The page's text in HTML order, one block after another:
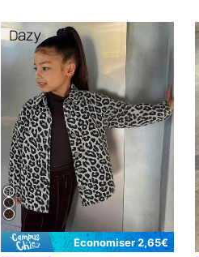
Économiser 2,65€